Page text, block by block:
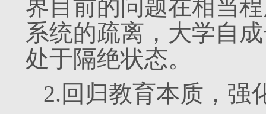
界目前的问题在相当
系统的疏离，大学自
处于隔绝状态。
2.回归教育本质，强